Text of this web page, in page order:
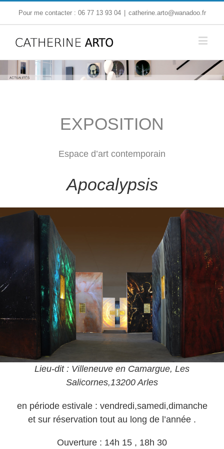
Pour me contacter : 06 77 13 93 04 catherine.arto@wanadoo.fr
EXPOSITION
Espace d’art contemporain
Apocalypsis
Lieu-dit : Villeneuve en Camargue, Les
Salicornes,13200 Arles
en période estivale : vendredi,samedi,dimanche
et sur réservation tout au long de l’année .
Ouverture : 14h 15 , 18h 30